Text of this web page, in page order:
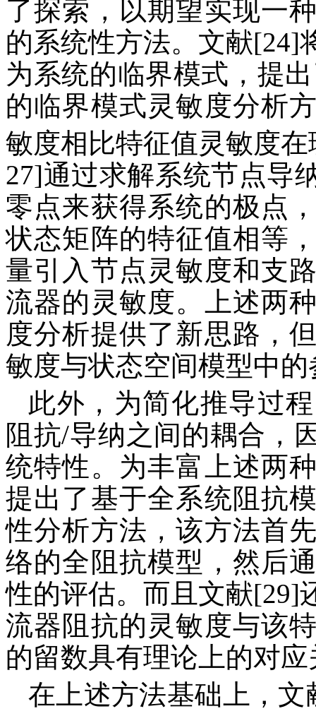
了探索，以期望实现一
的系统性方法。文献[24]
为系统的临界模式，提
的临界模式灵敏度分析
敏度相比特征值灵敏度
27]通过求解系统节点导
零点来获得系统的极点
状态矩阵的特征值相等
量引入节点灵敏度和支
流器的灵敏度。上述两
度分析提供了新思路，
敏度与状态空间模型中
此外，为简化推导过
阻抗/导纳之间的耦合，
统特性。为丰富上述两
提出了基于全系统阻抗
性分析方法，该方法首
络的全阻抗模型，然后
性的评估。而且文献[29]
流器阻抗的灵敏度与该
的留数具有理论上的对应
在上述方法基础上，